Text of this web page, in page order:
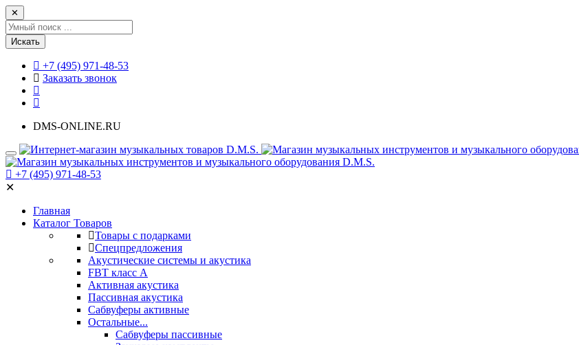
✕
Искать
+7 (495) 971-48-53
Заказать звонок
DMS-ONLINE.RU
+7 (495) 971-48-53
✕
Главная
Каталог Товаров
Товары с подарками
Спецпредложения
Акустические системы и акустика
FBT класс А
Активная акустика
Пассивная акустика
Сабвуферы активные
Остальные...
Сабвуферы пассивные